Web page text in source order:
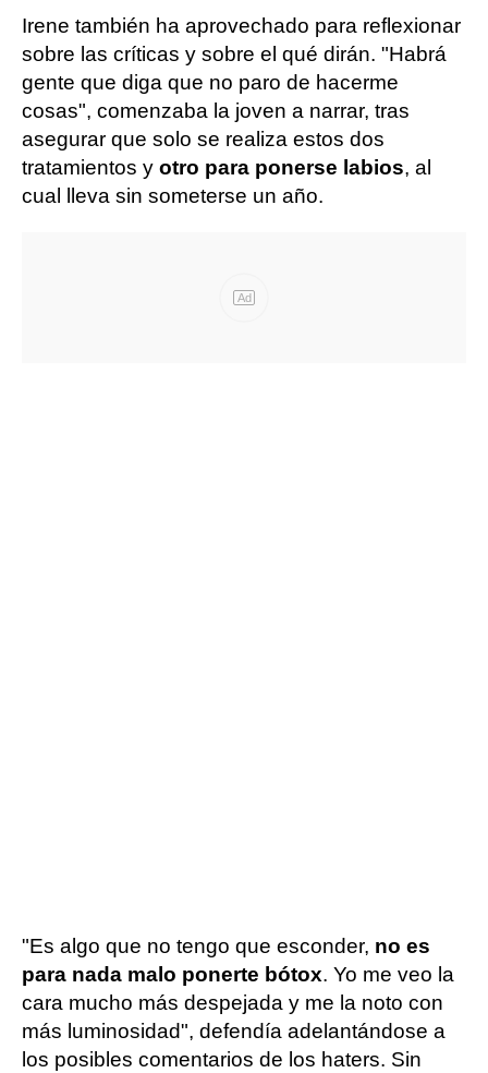
Irene también ha aprovechado para reflexionar
sobre las críticas y sobre el qué dirán. "Habrá
gente que diga que no paro de hacerme
cosas", comenzaba la joven a narrar, tras
asegurar que solo se realiza estos dos
tratamientos y otro para ponerse labios, al
cual lleva sin someterse un año.
Ad
"Es algo que no tengo que esconder, no es
para nada malo ponerte bótox. Yo me veo la
cara mucho más despejada y me la noto con
más luminosidad", defendía adelantándose a
los posibles comentarios de los haters. Sin